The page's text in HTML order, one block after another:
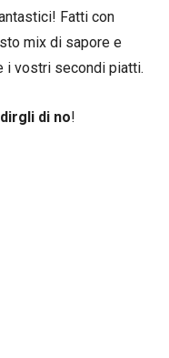
Fatti con
mix di sapore e
i vostri secondi piatti.
di no!